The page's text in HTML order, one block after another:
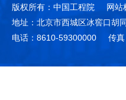
版权所有：中国工程院 网站
地址：北京市西城区冰窖口胡
电话：8610-59300000
传